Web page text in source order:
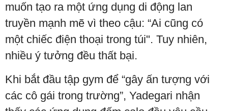
muốn tạo ra một ứng dụng di động lan
truyền mạnh mẽ vì theo cậu: “Ai cũng có
một chiếc điện thoại trong túi". Tuy nhiên,
nhiều ý tưởng đều thất bại.
Khi bắt đầu tập gym để “gây ấn tượng với
các cô gái trong trường”, Yadegari nhận